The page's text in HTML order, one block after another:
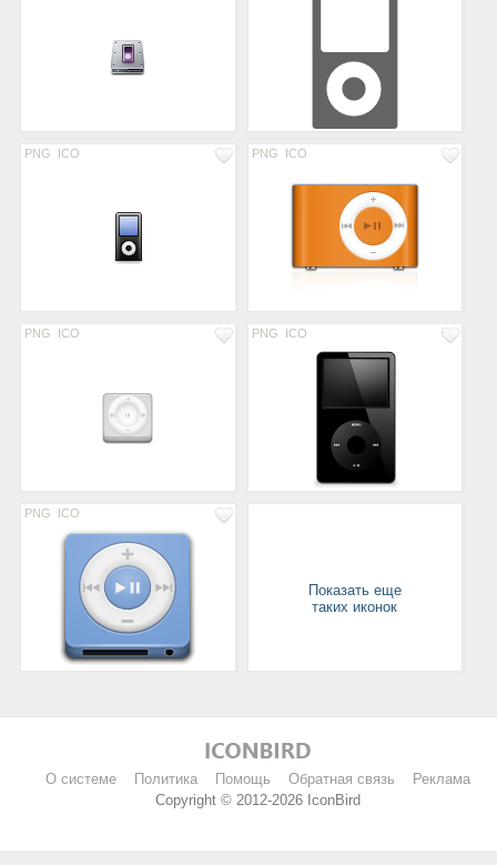
PNG ICO PNG ICO
PNG ICO PNG ICO
PNG ICO
Показать еще
таких иконок
О системе Политика Помощь Обратная связь
Реклама
Copyright © 2012-2026 IconBird